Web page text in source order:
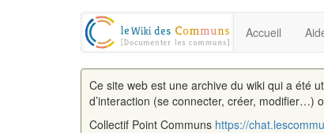
Accueil
Ce site web est une archive du wiki qui a été
d’interaction (se connecter, créer, modifier…)
Collectif Point Communs https://